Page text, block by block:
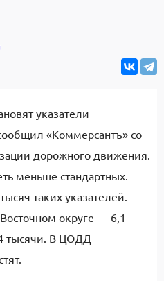
указатели
«Коммерсантъ» со
дорожного движения.
меньше стандартных.
таких указателей.
округе — 6,1
тысячи. В ЦОДД